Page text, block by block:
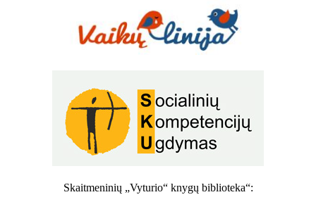
Skaitmeninių „Vyturio“ knygų biblioteka“: